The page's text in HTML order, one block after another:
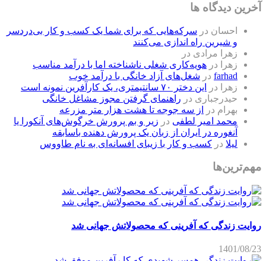
آخرین دیدگاه ها
احسان در سرکه‌هایی که برای شما یک کسب و کار بی‌دردسر
و شیرین راه اندازی می‌کنند
زهرا مرادی در
زهرا
در هویه‌کاری شغلی ناشناخته اما با درآمد مناسب
farhad در شغل‌های آزاد خانگی با درآمد خوب
زهرا
در
این دختر ۷۰ سانتیمتری، یک کارآفرین نمونه است
حیدرجباری در راهنمای گرفتن مجوز مشاغل خانگی
بهرام در
از سه جوجه تا هشت هزار متر مزرعه
محمد امیر لطفی در زیر و بم پرورش خرگوش‌های آنکورا یا
آنغوره در ایران از زبان یک پرورش دهنده باسابقه
لیلا در کسب و کار با زیبای افسانه‌ای به نام طاووس
مهم‌ترین‌ها
روایت زندگی که آفرینی که محصولاتش جهانی شد
1401/08/23